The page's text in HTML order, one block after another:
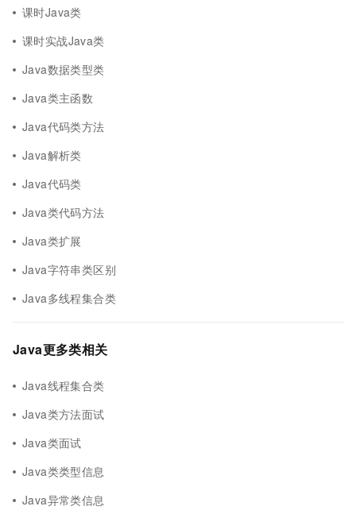
课时Java类
课时实战Java类
Java数据类型类
Java类主函数
Java代码类方法
Java解析类
Java代码类
Java类代码方法
Java类扩展
Java字符串类区别
Java多线程集合类
Java更多类相关
Java线程集合类
Java类方法面试
Java类面试
Java类类型信息
Java异常类信息